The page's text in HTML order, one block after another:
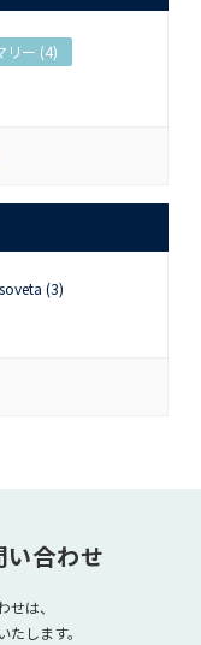
リー (4)
(3)
合わせ
は、
します。